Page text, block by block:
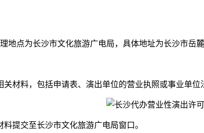
地点为长沙市文化旅游广电局，具体地址为长沙市岳
关材料，包括申请表、演出单位的营业执照或事业单
料提交至长沙市文化旅游广电局窗口。